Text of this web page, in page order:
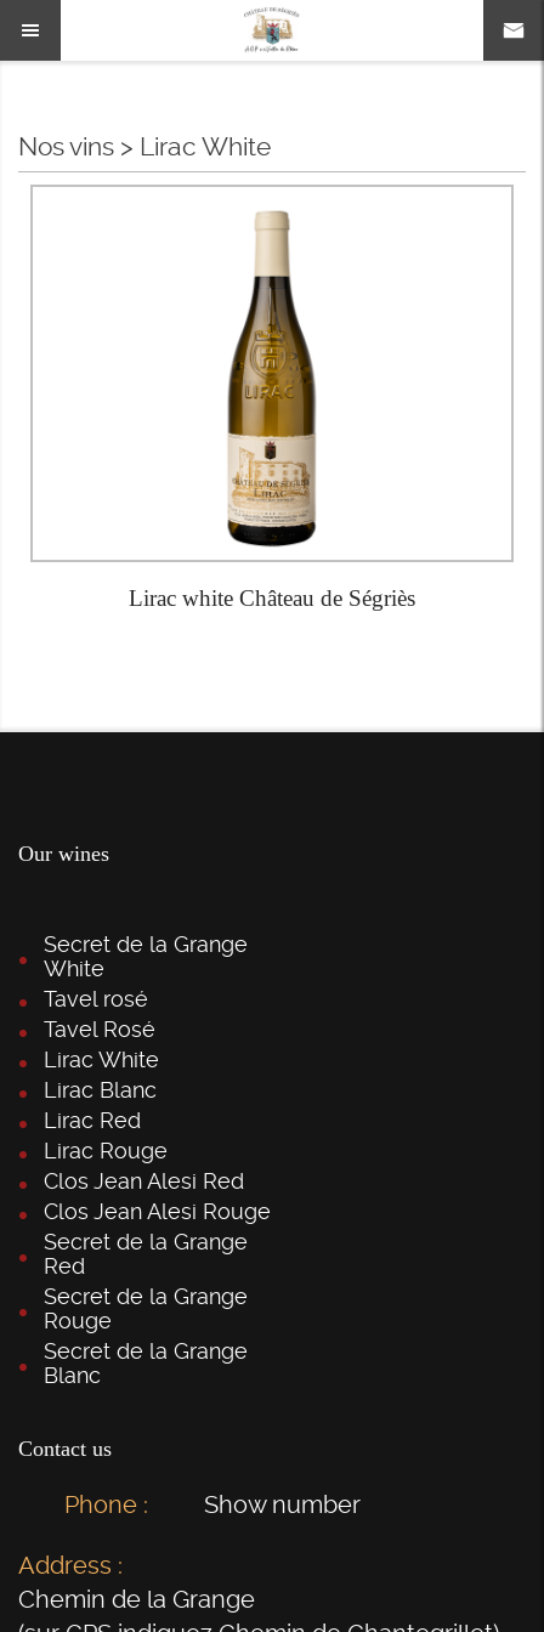
Nos vins > Lirac White
Lirac white Château de Ségriès
Our wines
Secret de la Grange
White
Tavel rosé
Tavel Rosé
Lirac White
Lirac Blanc
Lirac Red
Lirac Rouge
Clos Jean Alesi Red
Clos Jean Alesi Rouge
Secret de la Grange
Red
Secret de la Grange
Rouge
Secret de la Grange
Blanc
Contact us
Phone : Show number
Address :
Chemin de la Grange